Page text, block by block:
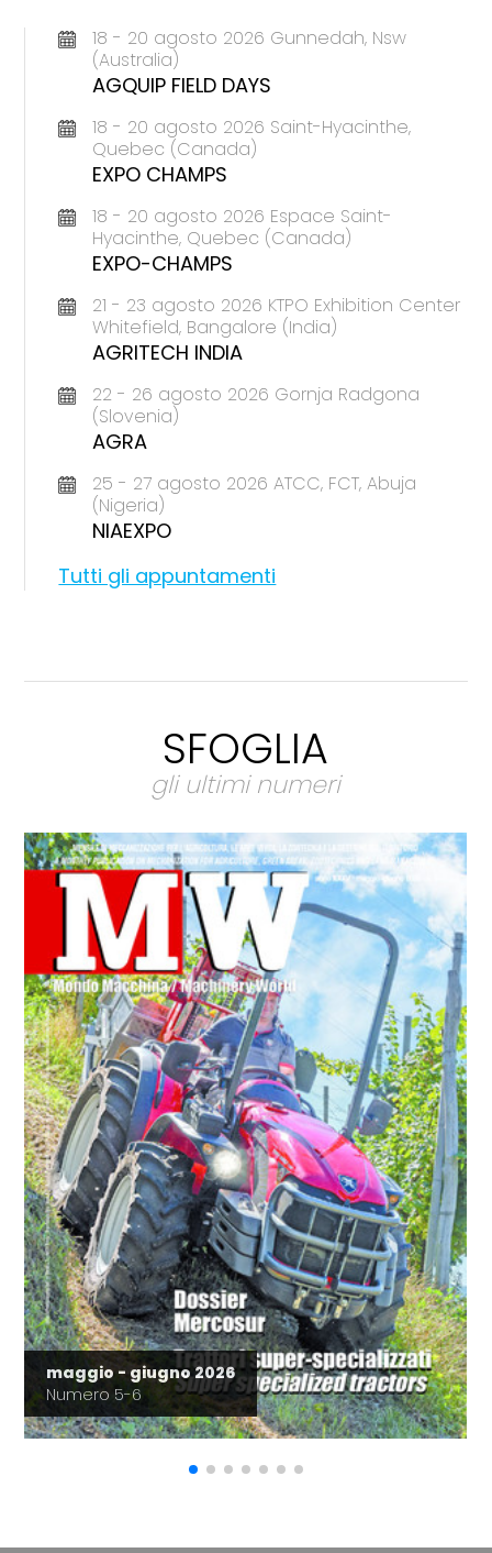
18 - 20 agosto 2026 Gunnedah, Nsw
(Australia)
AGQUIP FIELD DAYS
18 - 20 agosto 2026 Saint-Hyacinthe,
Quebec (Canada)
EXPO CHAMPS
18 - 20 agosto 2026 Espace Saint-
Hyacinthe, Quebec (Canada)
EXPO-CHAMPS
21 - 23 agosto 2026 KTPO Exhibition Center
Whitefield, Bangalore (India)
AGRITECH INDIA
22 - 26 agosto 2026 Gornja Radgona
(Slovenia)
AGRA
25 - 27 agosto 2026 ATCC, FCT, Abuja
(Nigeria)
NIAEXPO
Tutti gli appuntamenti
SFOGLIA
gli ultimi numeri
maggio - giugno 2026
Numero 5-6